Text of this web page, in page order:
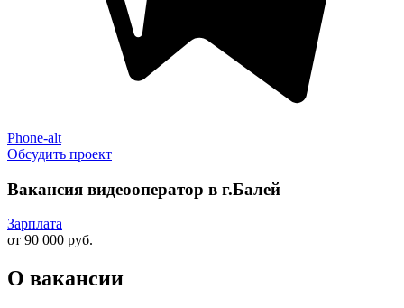
Phone-alt
Обсудить проект
Вакансия видеооператор в г.Балей
Зарплата
от 90 000 руб.
О вакансии